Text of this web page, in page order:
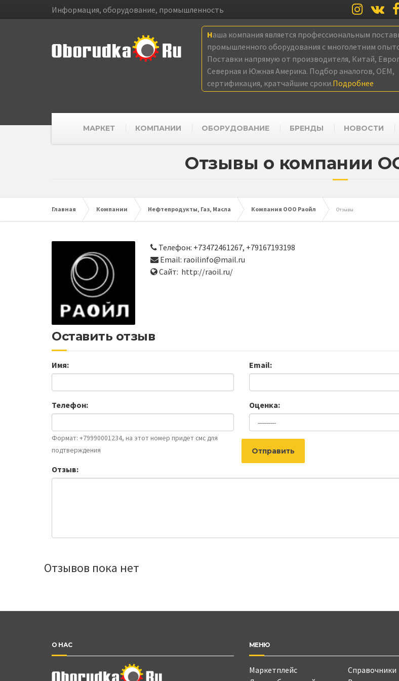
Информация, оборудование, промышленность
Наша компания является профессиональным
промышленного оборудования с многолетним
Поставки напрямую от производителя, Китай,
Северная и Южная Америка. Подбор аналогов, OEM,
сертификация, кратчайшие сроки.Подробнее
МАРКЕТ КОМПАНИИ ОБОРУДОВАНИЕ БРЕНДЫ НОВОСТИ
Отзывы о компании
Главная Компании Нефтепродукты, Газ, Масла Компания ООО Раойл Отзывы
Телефон: +73472461267, +79167193198
Email: raoilinfo@mail.ru
Сайт: http://raoil.ru/
Оставить отзыв
Имя: Email:
Телефон:
Формат: +79990001234, на этот номер придет смс для
подтверждения
Оценка:
Отзыв:
Отправить
Отзывов пока нет
О НАС МЕНЮ
Маркетплейс
Справочники